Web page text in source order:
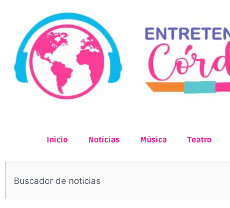
Inicio Noticias Música Teatro